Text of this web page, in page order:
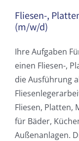
Fliesen-,
(m/w/d)
Ihre Aufgaben
einen Fliesen-,
die Ausführung
Fliesen, Platten,
für Bäder,
Außenanlagen.